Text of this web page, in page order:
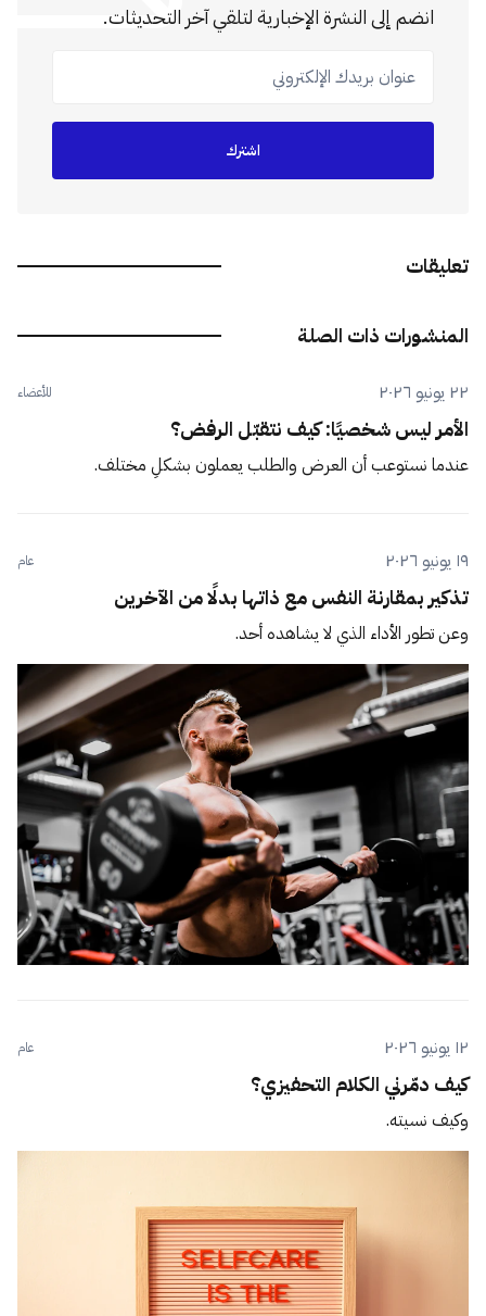
انضم إلى النشرة الإخبارية لتلقي آخر التحديثات.
عنوان بريدك الإلكتروني
اشترك
تعليقات
المنشورات ذات الصلة
٢٢ يونيو ٢٠٢٦ للأعضاء
الأمر ليس شخصيًا: كيف نتقبّل الرفض؟
عندما نستوعب أن العرض والطلب يعملون بشكلٍ مختلف.
١٩ يونيو ٢٠٢٦ عام
تذكير بمقارنة النفس مع ذاتها بدلًا من الآخرين
وعن تطور الأداء الذي لا يشاهده أحد.
١٢ يونيو ٢٠٢٦ عام
كيف دمّرني الكلام التحفيزي؟
وكيف نسيته.